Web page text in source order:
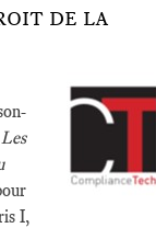
DE LA
Les
I,